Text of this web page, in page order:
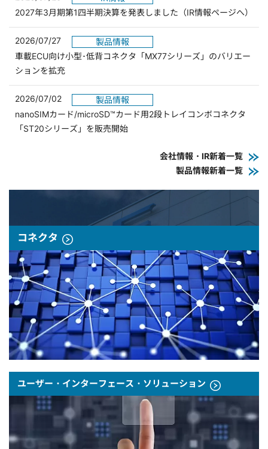
2027年3月期第1四半期決算を発表しました（IR情報ページへ）
2026/07/27
製品情報
車載ECU向け小型･低背コネクタ「MX77シリーズ」のバリエー
ションを拡充
2026/07/02
製品情報
nanoSIMカード/microSD™カード用2段トレイコンボコネクタ
「ST20シリーズ」を販売開始
会社情報・IR新着一覧
製品情報新着一覧
コネクタ
ユーザー・インターフェース・ソリューション